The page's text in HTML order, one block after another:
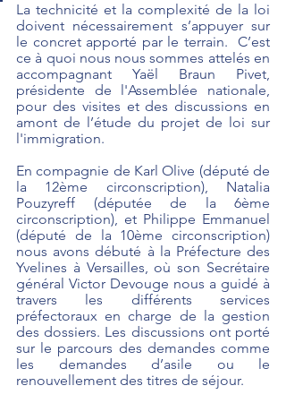
La technicité et la complexité de la loi
doivent nécessairement s’appuyer sur
le concret apporté par le terrain.  C’est
ce à quoi nous nous sommes attelés en
accompagnant Yaël Braun Pivet,
présidente de l'Assemblée nationale,
pour des visites et des discussions en
amont de l’étude du projet de loi sur
l'immigration.
En compagnie de Karl Olive (député de
la 12ème circonscription), Natalia
Pouzyreff (députée de la 6ème
circonscription), et Philippe Emmanuel
(député de la 10ème circonscription)
nous avons débuté à la Préfecture des
Yvelines à Versailles, où son Secrétaire
général Victor Devouge nous a guidé à
travers les différents services
préfectoraux en charge de la gestion
des dossiers. Les discussions ont porté
sur le parcours des demandes comme
les demandes d’asile ou le
renouvellement des titres de séjour.